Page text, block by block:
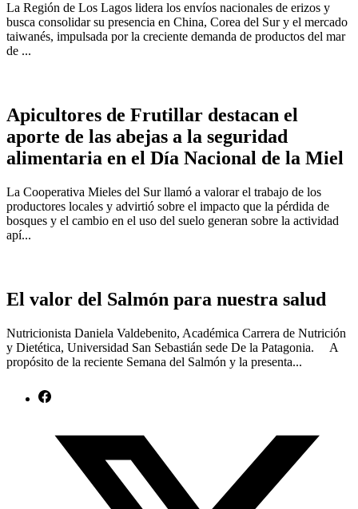
La Región de Los Lagos lidera los envíos nacionales de erizos y
busca consolidar su presencia en China, Corea del Sur y el mercado
taiwanés, impulsada por la creciente demanda de productos del mar
de ...
Apicultores de Frutillar destacan el
aporte de las abejas a la seguridad
alimentaria en el Día Nacional de la Miel
La Cooperativa Mieles del Sur llamó a valorar el trabajo de los
productores locales y advirtió sobre el impacto que la pérdida de
bosques y el cambio en el uso del suelo generan sobre la actividad
apí...
El valor del Salmón para nuestra salud
Nutricionista Daniela Valdebenito, Académica Carrera de Nutrición
y Dietética, Universidad San Sebastián sede De la Patagonia. A
propósito de la reciente Semana del Salmón y la presenta...